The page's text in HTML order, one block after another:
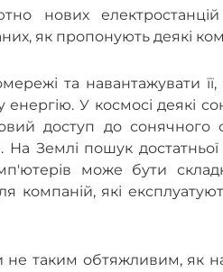
нових
як пропонують деякі
та навантажувати
У космосі деякі
доступ до сонячного
Землі пошук достатньої
може бути
компаній, які
таким обтяжливим, як